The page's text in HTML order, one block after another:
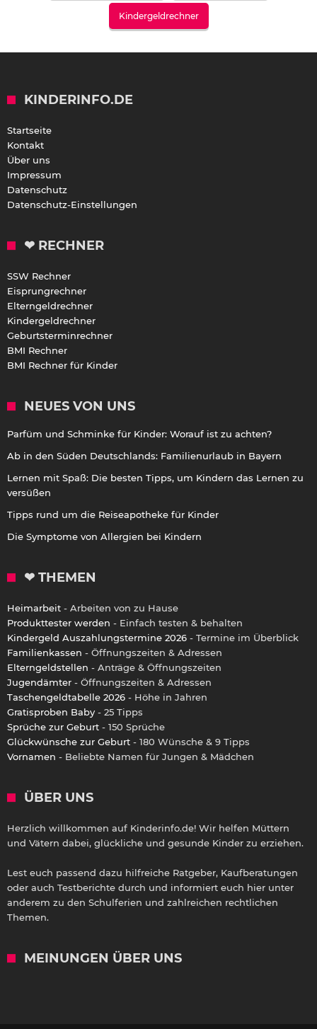
Kindergeldrechner
KINDERINFO.DE
Startseite
Kontakt
Über uns
Impressum
Datenschutz
Datenschutz-Einstellungen
❤ RECHNER
SSW Rechner
Eisprungrechner
Elterngeldrechner
Kindergeldrechner
Geburtsterminrechner
BMI Rechner
BMI Rechner für Kinder
NEUES VON UNS
Parfüm und Schminke für Kinder: Worauf ist zu achten?
Ab in den Süden Deutschlands: Familienurlaub in Bayern
Lernen mit Spaß: Die besten Tipps, um Kindern das Lernen zu
versüßen
Tipps rund um die Reiseapotheke für Kinder
Die Symptome von Allergien bei Kindern
❤ THEMEN
Heimarbeit - Arbeiten von zu Hause
Produkttester werden - Einfach testen & behalten
Kindergeld Auszahlungstermine 2026 - Termine im Überblick
Familienkassen - Öffnungszeiten & Adressen
Elterngeldstellen - Anträge & Öffnungszeiten
Jugendämter - Öffnungszeiten & Adressen
Taschengeldtabelle 2026 - Höhe in Jahren
Gratisproben Baby - 25 Tipps
Sprüche zur Geburt - 150 Sprüche
Glückwünsche zur Geburt - 180 Wünsche & 9 Tipps
Vornamen - Beliebte Namen für Jungen & Mädchen
ÜBER UNS
Herzlich willkommen auf Kinderinfo.de! Wir helfen Müttern
und Vätern dabei, glückliche und gesunde Kinder zu erziehen.
Lest euch passend dazu hilfreiche Ratgeber, Kaufberatungen
oder auch Testberichte durch und informiert euch hier unter
anderem zu den Schulferien und zahlreichen rechtlichen
Themen.
MEINUNGEN ÜBER UNS